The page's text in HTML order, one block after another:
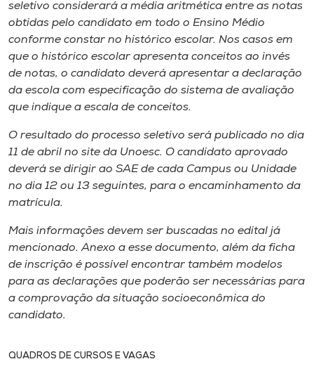
seletivo considerará a média aritmética entre as notas
obtidas pelo candidato em todo o Ensino Médio
conforme constar no histórico escolar. Nos casos em
que o histórico escolar apresenta conceitos ao invés
de notas, o candidato deverá apresentar a declaração
da escola com especificação do sistema de avaliação
que indique a escala de conceitos.
O resultado do processo seletivo será publicado no dia
11 de abril no site da Unoesc. O candidato aprovado
deverá se dirigir ao SAE de cada Campus ou Unidade
no dia 12 ou 13 seguintes, para o encaminhamento da
matrícula.
Mais informações devem ser buscadas no edital já
mencionado. Anexo a esse documento, além da ficha
de inscrição é possível encontrar também modelos
para as declarações que poderão ser necessárias para
a comprovação da situação socioeconômica do
candidato.
QUADROS DE CURSOS E VAGAS